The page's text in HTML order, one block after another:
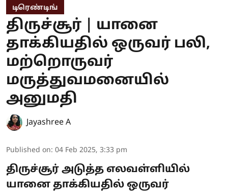
டிரெண்டிங்
திருச்சூர் | யானை
தாக்கியதில் ஒருவர் பலி,
மற்றொருவர்
மருத்துவமனையில்
அனுமதி
Jayashree A
Published on: 04 Feb 2025, 3:33 pm
திருச்சூர் அடுத்த எலவள்ளியில்
யானை தாக்கியதில் ஒருவர்